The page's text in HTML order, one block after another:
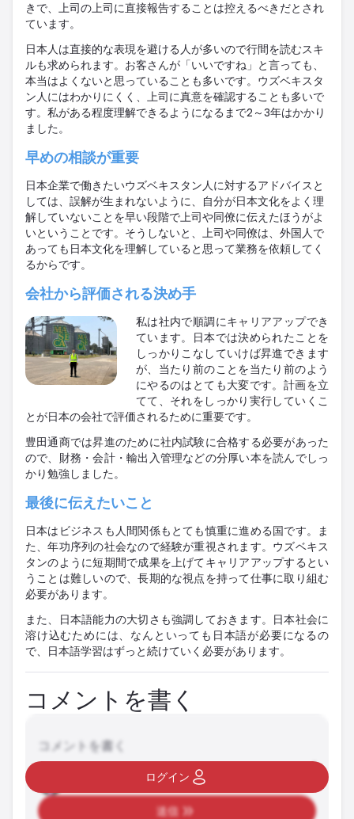
きで、上司の上司に直接報告することは控えるべきだとされ
ています。
日本人は直接的な表現を避ける人が多いので行間を読むスキ
ルも求められます。お客さんが「いいですね」と言っても、
本当はよくないと思っていることも多いです。ウズベキスタ
ン人にはわかりにくく、上司に真意を確認することも多いで
す。私がある程度理解できるようになるまで2 ～3年はかかり
ました。
早めの相談が重要
日本企業で働きたいウズベキスタン人に対するアドバイスと
しては、誤解が生まれないように、自分が日本文化をよく理
解していないことを早い段階で上司や同僚に伝えたほうがよ
いということです。そうしないと、上司や同僚は、外国人で
あっても日本文化を理解していると思って業務を依頼してく
るからです。
会社から評価される決め手
私は社内で順調にキャリアアップでき
ています。日本では決められたことを
しっかりこなしていけば昇進できます
が、当たり前のことを当たり前のよう
にやるのはとても大変です。計画を立
てて、それをしっかり実行していくこ
とが日本の会社で評価されるために重要です。
豊田通商では昇進のために社内試験に合格する必要があった
ので、財務・会計・輸出入管理などの分厚い本を読んでしっ
かり勉強しました。
最後に伝えたいこと
日本はビジネスも人間関係もとても慎重に進める国です。ま
た、年功序列の社会なので経験が重視されます。ウズベキス
タンのように短期間で成果を上げてキャリアアップするとい
うことは難しいので、長期的な視点を持って仕事に取り組む
必要があります。
また、日本語能力の大切さも強調しておきます。日本社会に
溶け込むためには、なんといっても日本語が必要になるの
で、日本語学習はずっと続けていく必要があります。
コメントを書く
コメントを書く
送信
ログイン